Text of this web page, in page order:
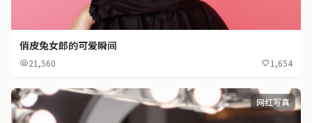
俏皮兔女郎的可爱瞬间
21,560 1,654
网红写真